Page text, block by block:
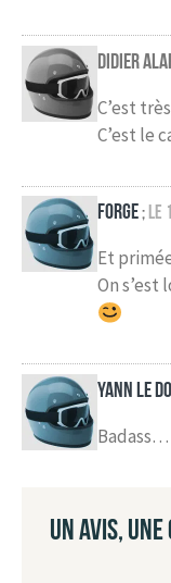
Didier
C’est
C’est le
Forge; le
Et
On s’est
Yann Le
UN AVIS, UNE